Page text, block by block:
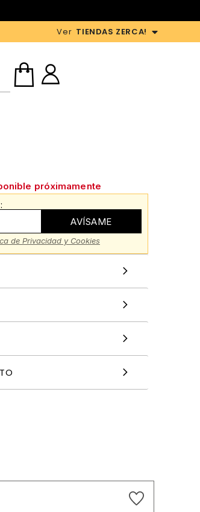
Ver TIENDAS ZERCA!
próximamente
AVÍSAME
de Privacidad y Cookies